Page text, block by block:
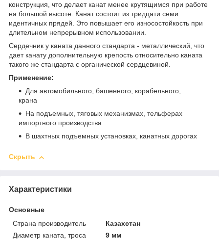
конструкция, что делает канат менее крутящимся при работе
на большой высоте. Канат состоит из тридцати семи
идентичных прядей. Это повышает его износостойкость при
длительном непрерывном использовании.
Сердечник у каната данного стандарта - металлический, что
дает канату дополнительную крепость относительно каната
такого же стандарта с органической сердцевиной.
Применение:
Для автомобильного, башенного, корабельного,
крана
На подъемных, тяговых механизмах, тельферах
импортного производства
В шахтных подъемных установках, канатных дорогах
Скрыть
Характеристики
Основные
Страна производитель
Казахстан
Диаметр каната, троса
9 мм